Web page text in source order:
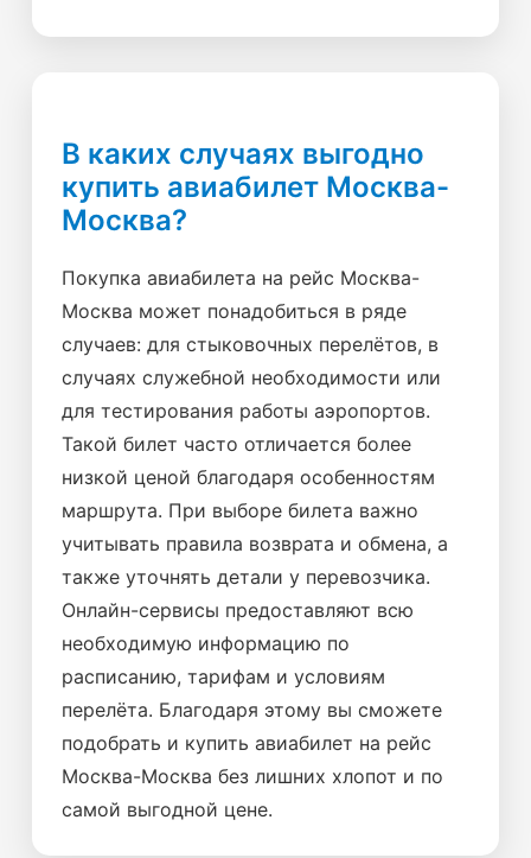
В каких случаях выгодно
купить авиабилет Москва-
Москва?
Покупка авиабилета на рейс Москва-
Москва может понадобиться в ряде
случаев: для стыковочных перелётов, в
случаях служебной необходимости или
для тестирования работы аэропортов.
Такой билет часто отличается более
низкой ценой благодаря особенностям
маршрута. При выборе билета важно
учитывать правила возврата и обмена, а
также уточнять детали у перевозчика.
Онлайн-сервисы предоставляют всю
необходимую информацию по
расписанию, тарифам и условиям
перелёта. Благодаря этому вы сможете
подобрать и купить авиабилет на рейс
Москва-Москва без лишних хлопот и по
самой выгодной цене.